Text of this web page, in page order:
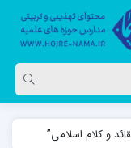
و کلام اسلامی”